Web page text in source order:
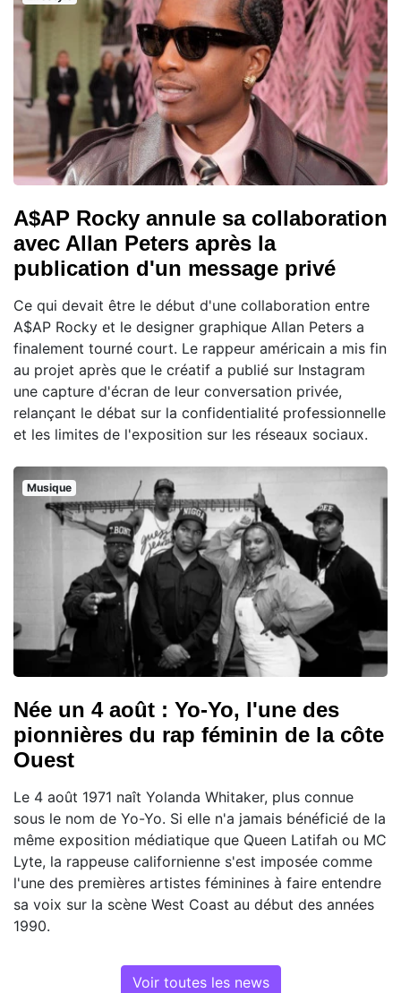
A$AP Rocky annule sa collaboration
avec Allan Peters après la
publication d'un message privé
Ce qui devait être le début d'une collaboration entre
A$AP Rocky et le designer graphique Allan Peters a
finalement tourné court. Le rappeur américain a mis fin
au projet après que le créatif a publié sur Instagram
une capture d'écran de leur conversation privée,
relançant le débat sur la confidentialité professionnelle
et les limites de l'exposition sur les réseaux sociaux.
Musique
Née un 4 août : Yo-Yo, l'une des
pionnières du rap féminin de la côte
Ouest
Le 4 août 1971 naît Yolanda Whitaker, plus connue
sous le nom de Yo-Yo. Si elle n'a jamais bénéficié de la
même exposition médiatique que Queen Latifah ou MC
Lyte, la rappeuse californienne s'est imposée comme
l'une des premières artistes féminines à faire entendre
sa voix sur la scène West Coast au début des années
1990.
Voir toutes les news